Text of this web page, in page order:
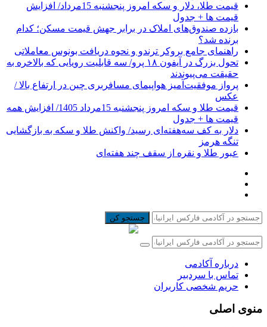
قیمت طلا، دلار و سکه امروز پنجشنبه 15مرداد/ افزایش
قیمت ها + جدول
بازده صندوق‌های املاک در برابر جهش قیمت مسکن؛ کدام
برنده شد؟
راهنمای جامع بروکر ترندو و نحوه دریافت بونوس معاملاتی
تحول بزرگ در آیفون ۱۸ پرو/ سه قابلیت رویایی که بالاخره به
حقیقت می‌پیوندند
پرواز موفقیت‌آمیز هواپیمای مسافربری چین در ارتفاع بالا /
عکس
قیمت طلا و سکه امروز پنجشنبه 15مرداد 1405/ افزایش همه
قیمت ها + جدول
دلار به کف سه‌هفته‌ای رسید/ واکنش طلا و سکه به بازگشایی
تنگه هرمز
عبور طلا و نقره از سقف چند هفته‌ای
جستجو کن
درباره آکادمی
تماس با سردبیر
حریم شخصی کاربران
منوی اصلی